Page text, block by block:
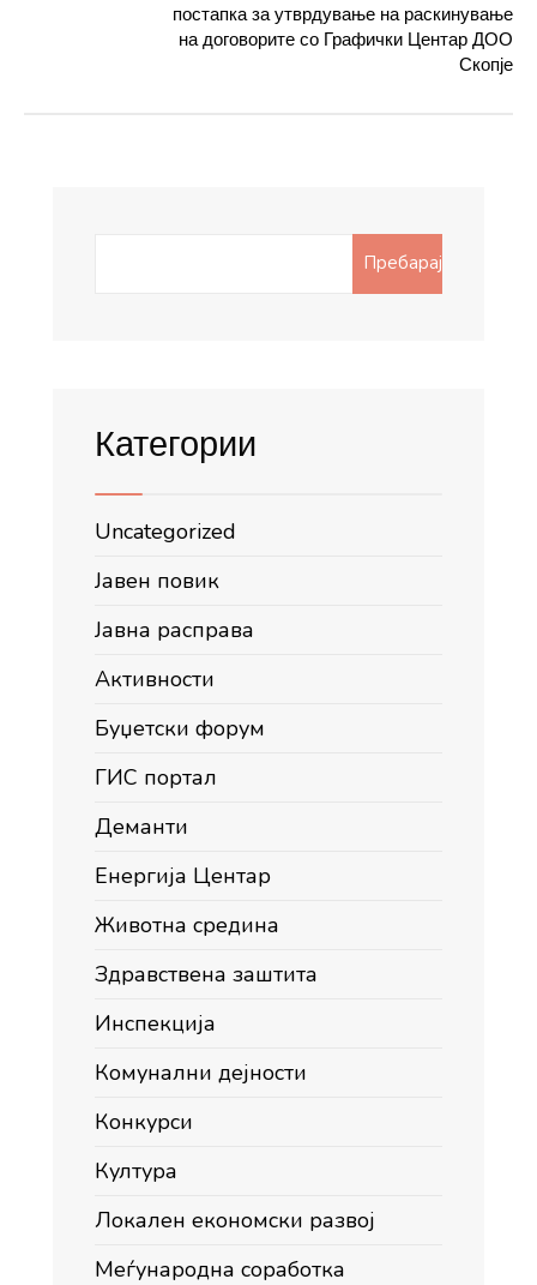
постапка за утврдување на раскинување
на договорите со Графички Центар ДОО
Скопје
Пребарај
Категории
Uncategorized
Јавен повик
Јавна расправа
Активности
Буџетски форум
ГИС портал
Деманти
Енергија Центар
Животна средина
Здравствена заштита
Инспекција
Комунални дејности
Конкурси
Култура
Локален економски развој
Меѓународна соработка